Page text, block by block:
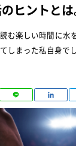
ヒントとは
む楽しい時間に水
しまった私自身でし